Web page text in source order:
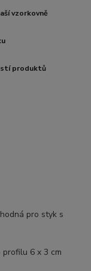
vzorkovně
produktů
pro styk s
profilu 6 x 3 cm